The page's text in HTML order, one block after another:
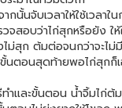
ากนั้นจับเวลาให้ใช้เวลา
จสอบว่าไก่สุกหรือยัง ใ
ม่สุก ต้มต่อจนกว่าจะไม่
นตอนสุดท้ายพอไก่สุกก็เ
ำและขั้นตอน น้ำจิ้มไก่ต้ม